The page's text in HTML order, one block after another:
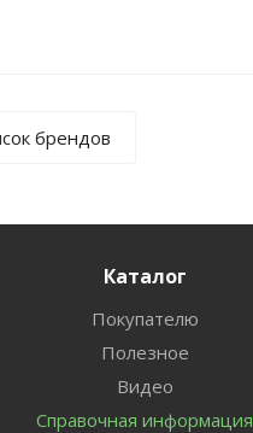
брендов
Каталог
Покупателю
Полезное
Видео
Справочная информация